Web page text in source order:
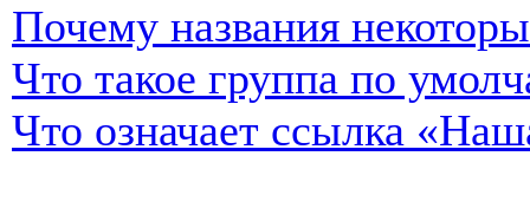
Почему названия
Что такое группа по
Что означает ссылка